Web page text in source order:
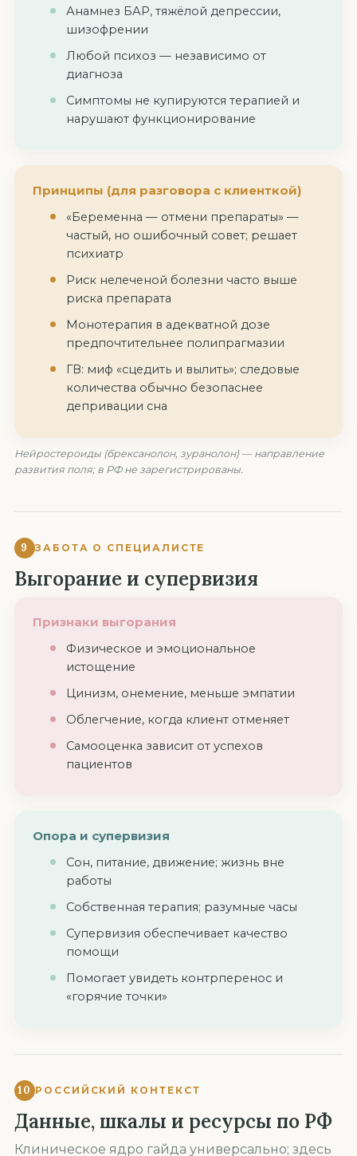
Анамнез БАР, тяжёлой депрессии,
шизофрении
Любой психоз — независимо от
диагноза
Симптомы не купируются терапией и
нарушают функционирование
Принципы (для разговора с клиенткой)
«Беременна — отмени препараты» —
частый, но ошибочный совет; решает
психиатр
Риск нелеченой болезни часто выше
риска препарата
Монотерапия в адекватной дозе
предпочтительнее полипрагмазии
ГВ: миф «сцедить и вылить»; следовые
количества обычно безопаснее
депривации сна
Нейростероиды (брексанолон, зуранолон) — направление
развития поля; в РФ не зарегистрированы.
9 ЗАБОТА О СПЕЦИАЛИСТЕ
Выгорание и супервизия
Признаки выгорания
Физическое и эмоциональное
истощение
Цинизм, онемение, меньше эмпатии
Облегчение, когда клиент отменяет
Самооценка зависит от успехов
пациентов
Опора и супервизия
Сон, питание, движение; жизнь вне
работы
Собственная терапия; разумные часы
Супервизия обеспечивает качество
помощи
Помогает увидеть контрперенос и
«горячие точки»
10 РОССИЙСКИЙ КОНТЕКСТ
Данные, шкалы и ресурсы по РФ
Клиническое ядро гайда универсально; здесь